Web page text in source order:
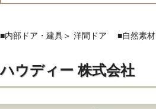
■内部ドア・建具＞ 洋間ドア ■自然素材
ハウディー 株式会社